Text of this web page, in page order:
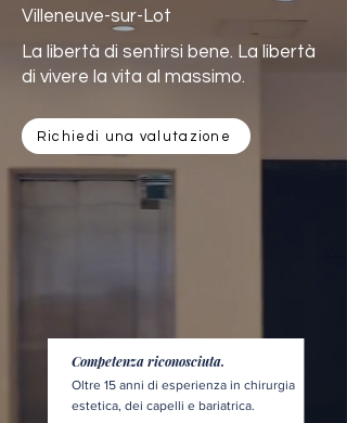
Villeneuve-sur-Lot
La libertà di sentirsi bene. La libertà
di vivere la vita al massimo.
Richiedi una valutazione
Competenza riconosciuta.
Oltre 15 anni di esperienza in chirurgia
estetica, dei capelli e bariatrica.